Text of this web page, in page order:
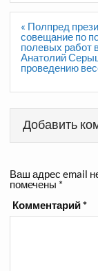
Навигация
по
записям
« Полпред
совещание по
полевых работ
Анатолий
проведению
Добавить
Ваш адрес email
помечены *
Комментарий*